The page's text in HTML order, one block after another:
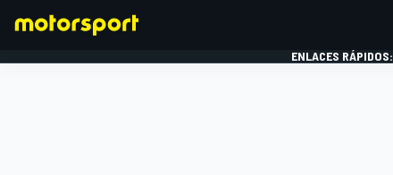
ENLACES RÁPIDOS: